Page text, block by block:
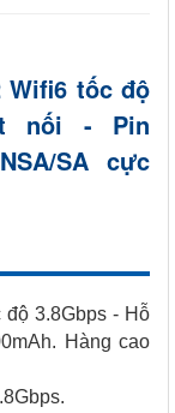
Wifi6 tốc độ
nối - Pin
SA cực
độ 3.8Gbps - Hỗ
Hàng cao